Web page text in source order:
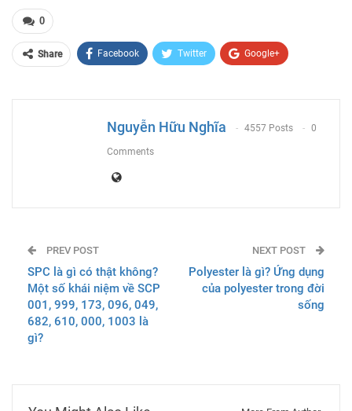
0
Share Facebook Twitter Google+
Nguyễn Hữu Nghĩa 4557 Posts 0
Comments
PREV POST
SPC là gì có thật không?
Một số khái niệm về SCP
001, 999, 173, 096, 049,
682, 610, 000, 1003 là
gì?
NEXT POST
Polyester là gì? Ứng dụng
của polyester trong đời
sống